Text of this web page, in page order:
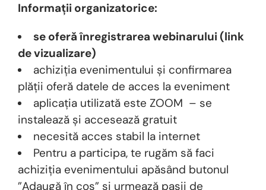
Informații organizatorice:
se oferă înregistrarea webinarului (link
de vizualizare)
achiziția evenimentului și confirmarea
plății oferă datele de acces la eveniment
aplicația utilizată este ZOOM – se
instalează și accesează gratuit
necesită acces stabil la internet
Pentru a participa, te rugăm să faci
achiziția evenimentului apăsând butonul
”Adaugă în coș” și urmează pașii de